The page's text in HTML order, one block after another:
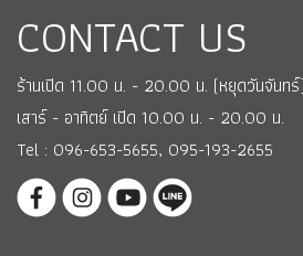
CONTACT US
ร้านเปิด 11.00 น. - 20.00 น. (หยุดวันจันทร์)
เสาร์ - อาทิตย์ เปิด 10.00 น. - 20.00 น.
Tel : 096-653-5655, 095-193-2655